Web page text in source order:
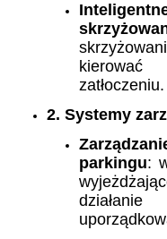
zatłoczeniu.
2. Systemy
parkingu: